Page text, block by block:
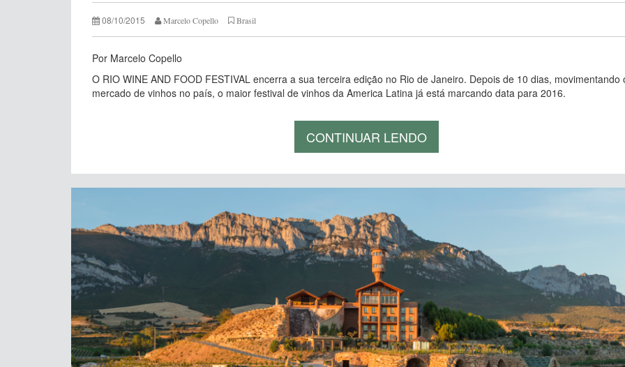
08/10/2015 Marcelo Copello Brasil
Por Marcelo Copello
O RIO WINE AND FOOD FESTIVAL encerra a sua terceira edição no Rio de Janeiro. Depois de 10 dias, movimentando
mercado de vinhos no país, o maior festival de vinhos da America Latina já está marcando data para 2016.
CONTINUAR LENDO